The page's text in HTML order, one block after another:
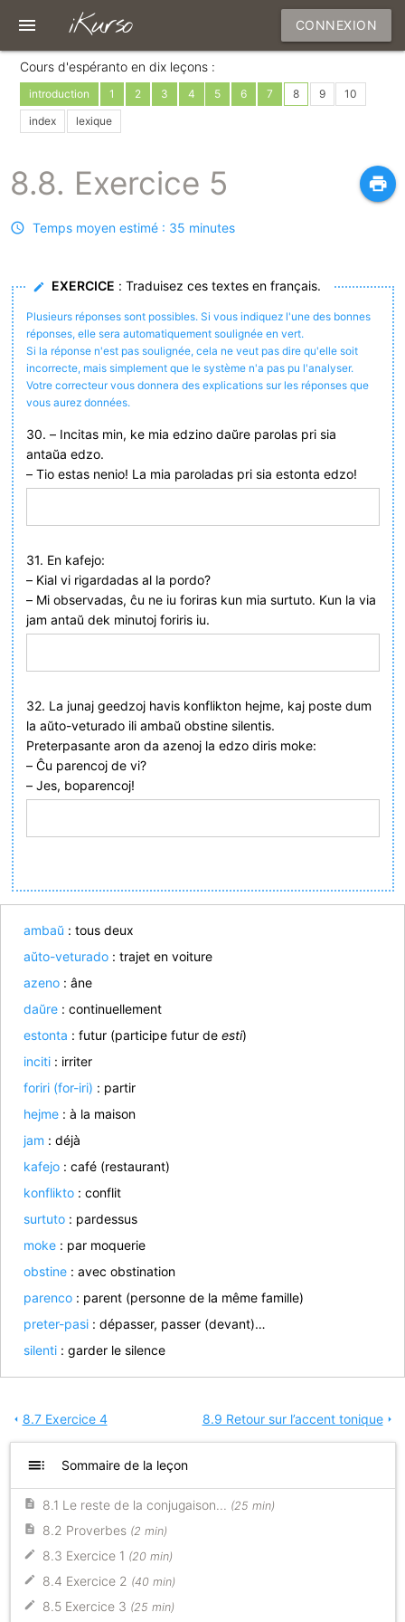
iKurso
menu CONNEXION
Cours d'espéranto en dix leçons :
introduction 1 2 3 4 5 6 7 8 9
10
index
lexique
print
8.8. Exercice 5
Temps moyen estimé : 35 minutes
EXERCICE : Traduisez ces textes en français.
Plusieurs réponses sont possibles. Si vous indiquez l'une des bonnes
réponses, elle sera automatiquement soulignée en vert.
Si la réponse n'est pas soulignée, cela ne veut pas dire qu'elle soit
incorrecte, mais simplement que le système n'a pas pu l'analyser.
Votre correcteur vous donnera des explications sur les réponses que
vous aurez données.
30. – Incitas min, ke mia edzino daŭre parolas pri sia
antaŭa edzo.
– Tio estas nenio! La mia paroladas pri sia estonta edzo!
31. En kafejo:
– Kial vi rigardadas al la pordo?
– Mi observadas, ĉu ne iu foriras kun mia surtuto. Kun la via
jam antaŭ dek minutoj foriris iu.
32. La junaj geedzoj havis konflikton hejme, kaj poste dum
la aŭto-veturado ili ambaŭ obstine silentis.
Preterpasante aron da azenoj la edzo diris moke:
– Ĉu parencoj de vi?
– Jes, boparencoj!
ambaŭ : tous deux
aŭto-veturado: trajet en voiture
azeno: âne
daŭre: continuellement
estonta : futur (participe futur de esti)
inciti: irriter
foriri (for-iri) : partir
hejme: à la maison
jam : déjà
kafejo: café (restaurant)
konflikto: conflit
surtuto: pardessus
moke: par moquerie
obstine: avec obstination
parenco: parent (personne de la même famille)
preter-pasi: dépasser, passer (devant)…
silenti: garder le silence
arrow_left 8.7 Exercice 4 8.9 Retour sur l’accent toniquearrow_right
toc Sommaire de la leçon
8.1 Le reste de la conjugaison... (25 min)
8.2 Proverbes (2 min)
8.3 Exercice 1 (20 min)
8.4 Exercice 2 (40 min)
8.5 Exercice 3 (25 min)